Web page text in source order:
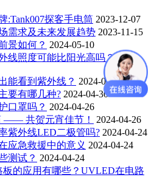
:Tank007探客手电筒 2023-12-07
需求及未来发展趋势 2023-11-15
景如何？ 2024-05-10
线照度可能比阳光高吗？ 2024-
能看到紫外线？ 2024-04-30
要有哪几种? 2024-04-30
口罩吗？ 2024-04-26
—— 共贺元宵佳节！
2024-04-26
紫外线LED二极管吗? 2024-04-24
应急救援中的意义 2024-04-24
测试？ 2024-04-24
的应用有哪些？UVLED在电路